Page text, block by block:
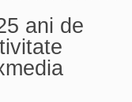
ani de